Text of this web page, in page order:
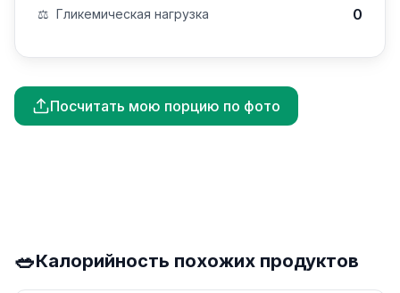
⚖️ Гликемическая нагрузка 0
Посчитать мою порцию по фото
🥗Калорийность похожих продуктов